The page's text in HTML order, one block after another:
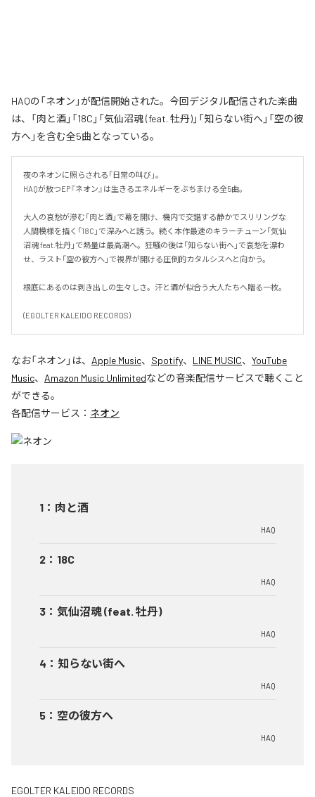
HAQの「ネオン」が配信開始された。今回デジタル配信された楽曲
は、「肉と酒」「18C」「気仙沼魂 (feat. 牡丹)」「知らない街へ」「空の彼
方へ」を含む全5曲となっている。
夜のネオンに照らされる「日常の叫び」。
HAQが放つEP『ネオン』は生きるエネルギーをぶちまける全5曲。
大人の哀愁が滲む「肉と酒」で幕を開け、機内で交錯する静かでスリリングな
人間模様を描く「18C」で深みへと誘う。続く本作最速のキラーチューン「気仙
沼魂 feat.牡丹」で熱量は最高潮へ。狂騒の後は「知らない街へ」で哀愁を漂わ
せ、ラスト「空の彼方へ」で視界が開ける圧倒的カタルシスへと向かう。
根底にあるのは剥き出しの生々しさ。汗と酒が似合う大人たちへ贈る一枚。
(EGOLTER KALEIDO RECORDS)
なお「ネオン 」は、 Apple Music、 Spotify、 LINE MUSIC、 YouTube
Music、 Amazon Music Unlimitedなどの音楽配信サービスで聴くこと
ができる。
各配信サービス： ネオン
1 ： 肉と酒
HAQ
2 ： 18C
HAQ
3 ： 気仙沼魂 (feat. 牡丹)
HAQ
4 ： 知らない街へ
HAQ
5 ： 空の彼方へ
HAQ
EGOLTER KALEIDO RECORDS